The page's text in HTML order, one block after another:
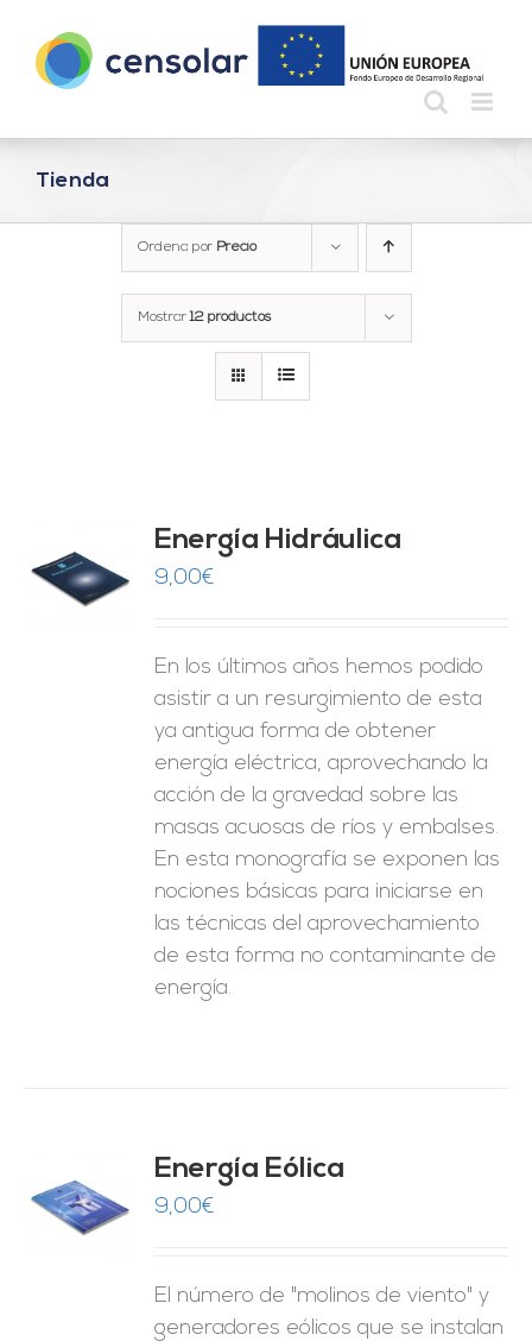
contenido
Tienda
Ordena por Precio
Mostrar12 productos
Energía Hidráulica
9,00€
En los últimos años hemos podido
asistir a un resurgimiento de esta
ya antigua forma de obtener
energía eléctrica, aprovechando la
acción de la gravedad sobre las
masas acuosas de ríos y embalses.
En esta monografía se exponen las
nociones básicas para iniciarse en
las técnicas del aprovechamiento
de esta forma no contaminante de
energía.
Energía Eólica
9,00€
El número de "molinos de viento" y
generadores eólicos que se instalan